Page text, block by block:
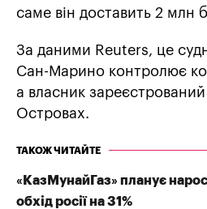
саме він доставить 2 млн
За даними Reuters, це
Сан-Марино контролює
а власник
Островах.
ТАКОЖ ЧИТАЙТЕ
«КазМунайГаз» планує
обхід росії на 31%